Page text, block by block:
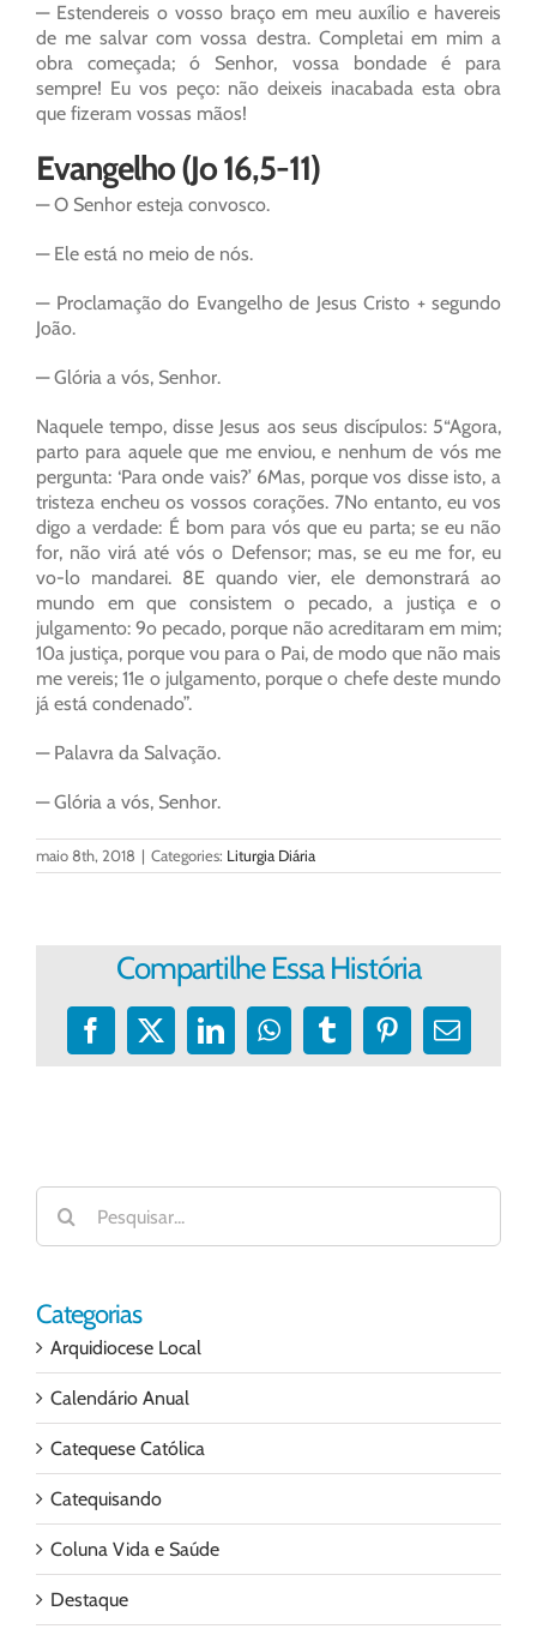
— Estendereis o vosso braço em meu auxílio e havereis
de me salvar com vossa destra. Completai em mim a
obra começada; ó Senhor, vossa bondade é para
sempre! Eu vos peço: não deixeis inacabada esta obra
que fizeram vossas mãos!
Evangelho (Jo 16,5-11)
— O Senhor esteja convosco.
— Ele está no meio de nós.
— Proclamação do Evangelho de Jesus Cristo + segundo
João.
— Glória a vós, Senhor.
Naquele tempo, disse Jesus aos seus discípulos: 5“Agora,
parto para aquele que me enviou, e nenhum de vós me
pergunta: ‘Para onde vais?’ 6Mas, porque vos disse isto, a
tristeza encheu os vossos corações. 7No entanto, eu vos
digo a verdade: É bom para vós que eu parta; se eu não
for, não virá até vós o Defensor; mas, se eu me for, eu
vo-lo mandarei. 8E quando vier, ele demonstrará ao
mundo em que consistem o pecado, a justiça e o
julgamento: 9o pecado, porque não acreditaram em mim;
10a justiça, porque vou para o Pai, de modo que não mais
me vereis; 11e o julgamento, porque o chefe deste mundo
já está condenado”.
— Palavra da Salvação.
— Glória a vós, Senhor.
maio 8th, 2018 | Categories: Liturgia Diária
Compartilhe Essa História
Facebook
X LinkedInWhatsApp
TumblrPinterest
E-
Buscar
resultados
para:
Categorias
Arquidiocese Local
Calendário Anual
Catequese Católica
Catequisando
Coluna Vida e Saúde
Destaque